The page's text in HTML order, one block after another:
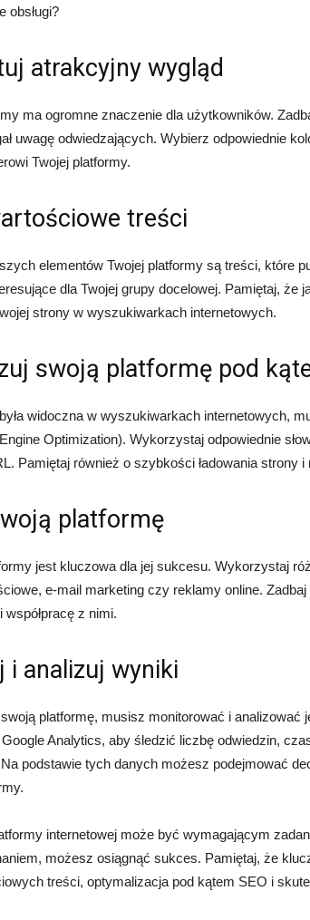
obsługi?
atrakcyjny wygląd
ma ogromne znaczenie dla użytkowników.
uwagę odwiedzających. Wybierz odpowiednie
Twojej platformy.
treści
elementów Twojej platformy są treści, które
dla Twojej grupy docelowej. Pamiętaj, że
strony w wyszukiwarkach internetowych.
swoją platformę pod
widoczna w wyszukiwarkach internetowych,
Optimization). Wykorzystaj odpowiednie
Pamiętaj również o szybkości ładowania strony
platformę
jest kluczowa dla jej sukcesu. Wykorzystaj
e-mail marketing czy reklamy online.
z nimi.
i analizuj wyniki
platformę, musisz monitorować i analizować
Analytics, aby śledzić liczbę odwiedzin,
podstawie tych danych możesz podejmować
internetowej może być wymagającym
możesz osiągnąć sukces. Pamiętaj, że
treści, optymalizacja pod kątem SEO i